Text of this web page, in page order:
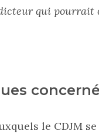
qui pourrait
le CDJM